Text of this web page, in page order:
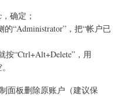
户
windows7
确定；
“Administrator”，把“帐户已
“Ctrl+Alt+Delete”，用
面板删除原账户（建议保